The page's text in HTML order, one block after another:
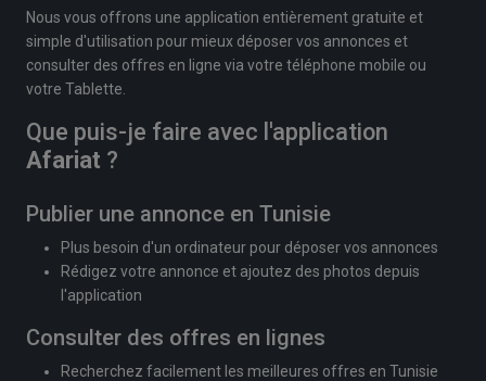
Nous vous offrons une application entièrement gratuite et
simple d'utilisation pour mieux déposer vos annonces et
consulter des offres en ligne via votre téléphone mobile ou
votre Tablette.
Que puis-je faire avec l'application
Afariat ?
Publier une annonce en Tunisie
Plus besoin d'un ordinateur pour déposer vos annonces
Rédigez votre annonce et ajoutez des photos depuis
l'application
Consulter des offres en lignes
Recherchez facilement les meilleures offres en Tunisie